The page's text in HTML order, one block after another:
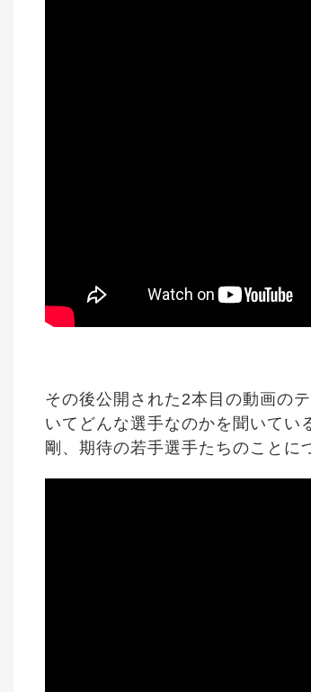
その後公開された2本目の動画の
いてどんな選手なのかを聞いてい
剛、期待の若手選手たちのことに